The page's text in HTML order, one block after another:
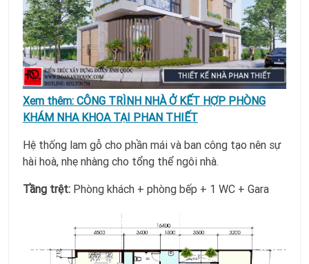
Xem thêm: CÔNG TRÌNH NHÀ Ở KẾT HỢP PHÒNG
KHÁM NHA KHOA TẠI PHAN THIẾT
Hệ thống lam gỗ cho phần mái và ban công tạo nên sự
hài hoà, nhẹ nhàng cho tổng thể ngôi nhà.
Tầng trệt: Phòng khách + phòng bếp + 1 WC + Gara